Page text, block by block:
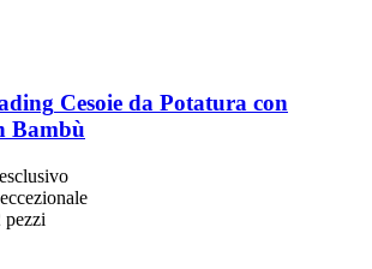
Cesoie da Potatura con
Bambù
pezzi